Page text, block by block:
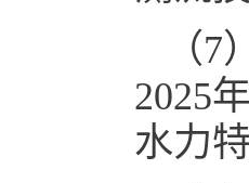
（
2025
水力